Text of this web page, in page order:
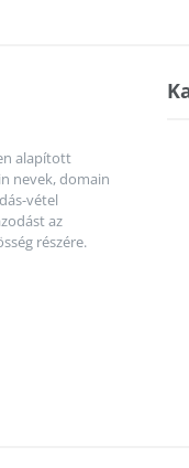
alapított
nevek, domain
vétel
az
részére.